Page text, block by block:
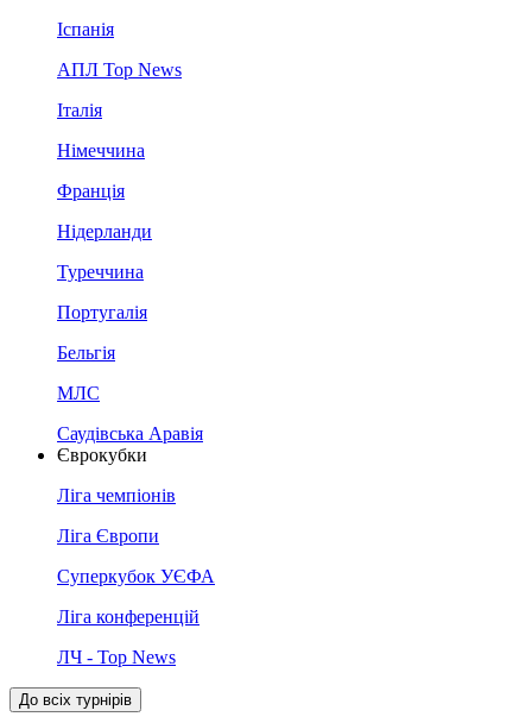
Іспанія
АПЛ Top News
Італія
Німеччина
Франція
Нідерланди
Туреччина
Португалія
Бельгія
МЛС
Саудівська Аравія
Єврокубки
Ліга чемпіонів
Ліга Європи
Суперкубок УЄФА
Ліга конференцій
ЛЧ - Top News
До всіх турнірів